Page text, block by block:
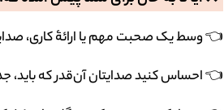
👈 وسط یک صحبت مهم یا ارائۀ کاری،
👈 احساس کنید صدایتان آن‌قدر که باید،